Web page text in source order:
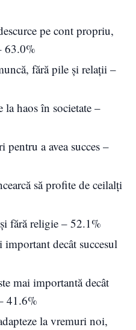
pe cont propriu,
63.0%
fără pile și relații –
la haos în societate –
a avea succes –
să profite de ceilalți
fără religie – 52.1%
decât succesul
mai importantă decât
41.6%
la vremuri noi,